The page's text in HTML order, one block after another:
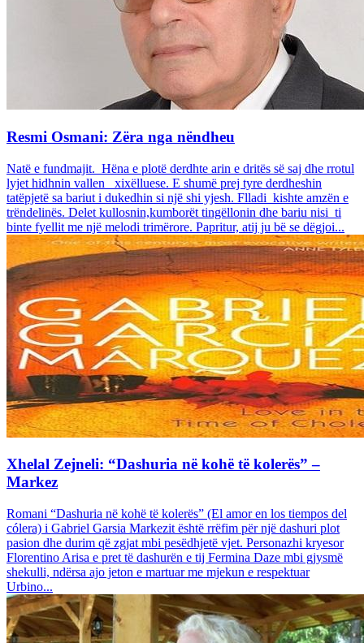
Resmi Osmani: Zëra nga nëndheu
Natë e fundmajit. Hëna e plotë derdhte arin e dritës së saj dhe rrotul
lyjet hidhnin vallen xixëlluese. E shumë prej tyre derdheshin
tatëpjetë sa bariut i dukedhin si një shi yjesh. Flladi kishte amzën e
trëndelinës. Delet kullosnin,kumborët tingëllonin dhe bariu nisi ti
binte fyellit me një melodi trimërore. Papritur, atij ju bë se dëgjoi...
Xhelal Zejneli: “Dashuria në kohë të kolerës” –
Markez
Romani “Dashuria në kohë të kolerës” (El amor en los tiempos del
cólera) i Gabriel Garsia Markezit është rrëfim për një dashuri plot
pasion dhe durim që zgjat mbi pesëdhjetë vjet. Personazhi kryesor
Florentino Arisa e pret të dashurën e tij Fermina Daze mbi gjysmë
shekulli, ndërsa ajo jeton e martuar me mjekun e respektuar
Urbino...